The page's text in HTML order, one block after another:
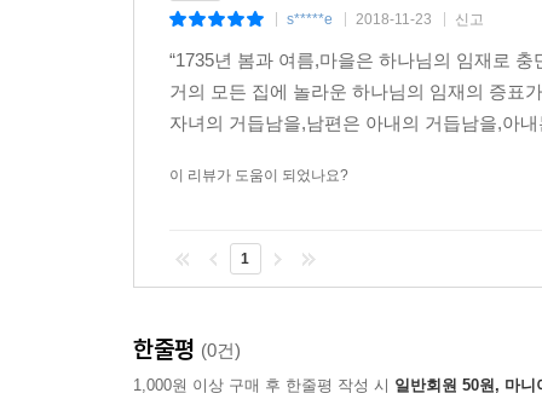
s*****e 2018-11-23 신고
“1735년 봄과 여름,마을은 하나님의 임재로
거의 모든 집에 놀라운 하나님의 임재의 증표
자녀의 거듭남을,남편은 아내의 거듭남을,아
이 리뷰가 도움이 되었나요?
1
한줄평 (0건)
1,000원 이상 구매 후 한줄평 작성 시 일반회원 50원, 마니